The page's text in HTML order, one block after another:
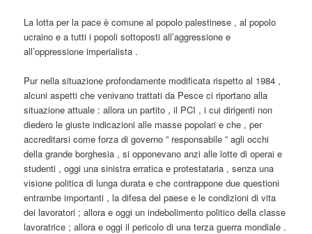
La lotta per la pace è comune al popolo palestinese , al popolo
ucraino e a tutti i popoli sottoposti all’aggressione e
all’oppressione imperialista .
Pur nella situazione profondamente modificata rispetto al 1984 ,
alcuni aspetti che venivano trattati da Pesce ci riportano alla
situazione attuale : allora un partito , il PCI , i cui dirigenti non
diedero le giuste indicazioni alle masse popolari e che , per
accreditarsi come forza di governo ” responsabile ” agli occhi
della grande borghesia , si opponevano anzi alle lotte di operai e
studenti , oggi una sinistra erratica e protestataria , senza una
visione politica di lunga durata e che contrappone due questioni
entrambe importanti , la difesa del paese e le condizioni di vita
dei lavoratori ; allora e oggi un indebolimento politico della classe
lavoratrice ; allora e oggi il pericolo di una terza guerra mondiale .